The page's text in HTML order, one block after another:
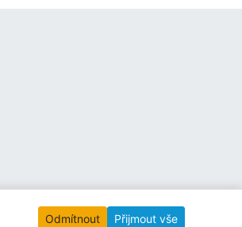
Odmítnout Přijmout vše